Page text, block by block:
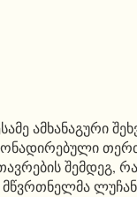
ამხანაგური
შემდეგ,